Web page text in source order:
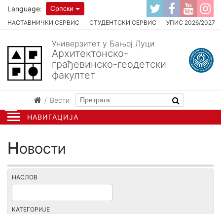
НАВИГАЦИЈА
НАСТАВНИЧКИ СЕРВИС СТУДЕНТСКИ СЕРВИС УПИС 2026/2027
Language: Српски
Универзитет у Бањој Луци
Архитектонско-
грађевинско-геодетски
факултет
Вести
Новости
НАСЛОВ
КАТЕГОРИЈЕ